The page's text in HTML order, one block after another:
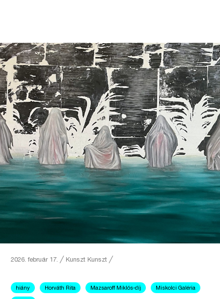
2026. február 17.╱ Kunszt Kunszt ╱
hiány Horváth Rita Mazsaroff Miklós-díj Miskolci Galéria